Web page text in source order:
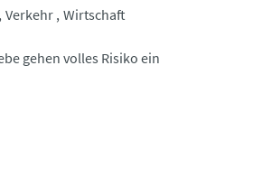
Verkehr Wirtschaft
gehen volles Risiko ein